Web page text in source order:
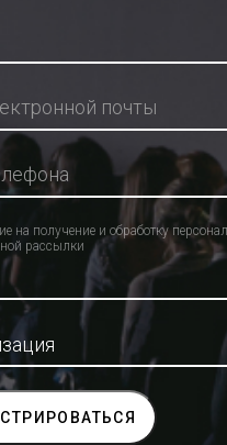
на получение и обработку
рассылки